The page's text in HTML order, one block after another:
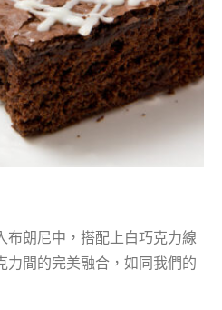
布朗尼中，搭配上白巧克力線
力間的完美融合，如同我們的